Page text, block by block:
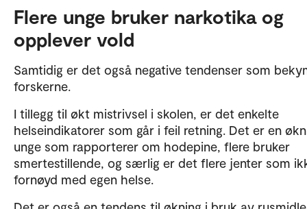
Flere unge bruker narkotika og
opplever vold
Samtidig er det også negative tendenser som
forskerne.
I tillegg til økt mistrivsel i skolen, er det enkelte
helseindikatorer som går i feil retning. Det er en
unge som rapporterer om hodepine, flere bruker
smertestillende, og særlig er det flere jenter som
fornøyd med egen helse.